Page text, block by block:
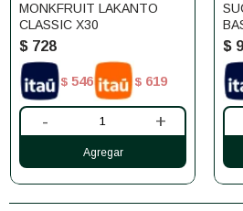
MONKFRUIT LAKANTO
CLASSIC X30
$ 728
$ 546 $ 619
- +
$